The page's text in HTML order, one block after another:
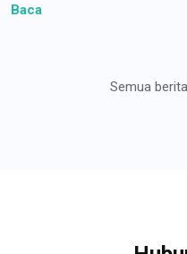
Baca
Semua